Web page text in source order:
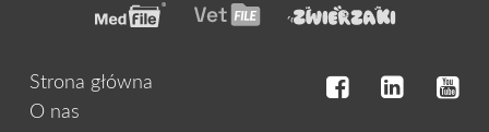
Strona główna
O nas